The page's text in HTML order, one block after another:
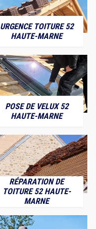
URGENCE TOITURE 52
HAUTE-MARNE
POSE DE VELUX 52
HAUTE-MARNE
RÉPARATION DE
TOITURE 52 HAUTE-
MARNE